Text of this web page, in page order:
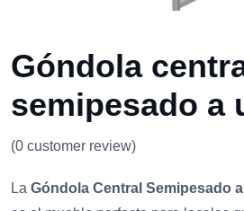
Góndola
semipesado a
(0 customer review)
La Góndola Central Semipesado